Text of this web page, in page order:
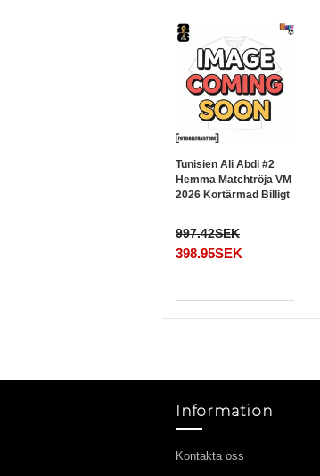
Tunisien Ali Abdi #2
Hemma Matchtröja VM
2026 Kortärmad Billigt
997.42SEK
398.95SEK
Information
Kontakta oss